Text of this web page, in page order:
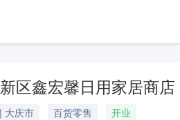
区鑫宏馨日用家居商店
大庆市 百货零售
开业